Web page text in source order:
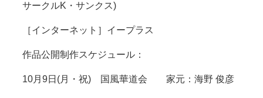
サークルK・サンクス)
［インターネット］イープラス
作品公開制作スケジュール：
10月9日(月・祝) 国風華道会 家元：海野 俊彦